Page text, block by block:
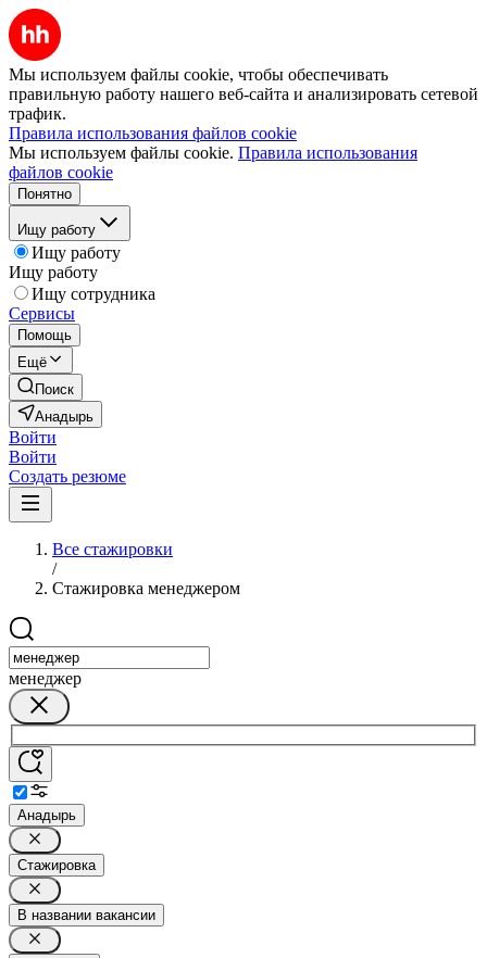
Мы используем файлы cookie, чтобы обеспечивать
правильную работу нашего веб-сайта и анализировать сетевой
трафик.
Правила использования файлов cookie
Мы используем файлы cookie. Правила использования
файлов cookie
Понятно
Ищу работу
Ищу работу
Ищу работу
Ищу сотрудника
Сервисы
Помощь
Ещё
Поиск
Анадырь
Войти
Войти
Создать резюме
Все стажировки
/
Стажировка менеджером
менеджер
Анадырь
Стажировка
В названии вакансии